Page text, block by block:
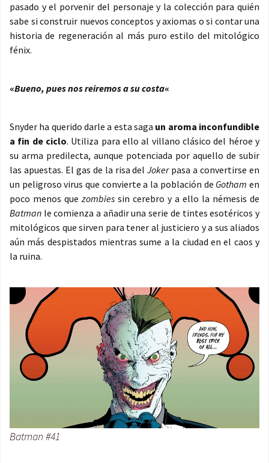
pasado y el porvenir del personaje y la colección para quién
sabe si construir nuevos conceptos y axiomas o si contar una
historia de regeneración al más puro estilo del mitológico
fénix.
«Bueno, pues nos reiremos a su costa«
Snyder ha querido darle a esta saga un aroma inconfundible
a fin de ciclo. Utiliza para ello al villano clásico del héroe y
su arma predilecta, aunque potenciada por aquello de subir
las apuestas. El gas de la risa delJokerpasa a convertirse en
un peligroso virus que convierte a la población de Gotham en
poco menos que zombies sin cerebro y a ello la némesis de
Batman le comienza a añadir una serie de tintes esotéricos y
mitológicos que sirven para tener al justiciero y a sus aliados
aún más despistados mientras sume a la ciudad en el caos y
la ruina.
Batman #41